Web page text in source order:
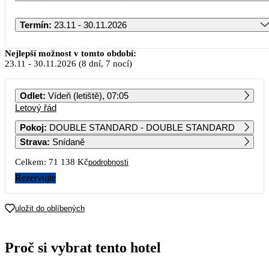
Termín: 23.11 - 30.11.2026
Listopad 2026
PO ÚT ST ČT PÁ SO NE
2 3
9
46 249
16 17
35 569 38 219 38 219 39 889
Nejlepší možnost v tomto období:
23.11 - 30.11.2026 (8 dní, 7 nocí)
Odlet: Vídeň (letiště), 07:05
Letový řád
Pokoj: DOUBLE STANDARD - DOUBLE STANDARD
Strava: Snídaně
Celkem: 71 138 Kčpodrobnosti
Rezervujte
uložit do oblíbených
Proč si vybrat tento hotel